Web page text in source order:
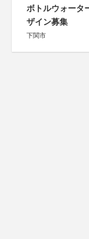
ボトルウォータ
ザイン募集
下関市